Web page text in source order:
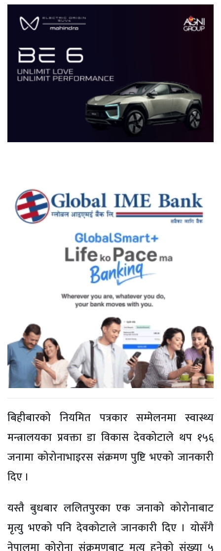
बिहीबारको नियमित पत्रकार सम्मेलनमा स्वास्थ्य
मन्त्रालयका प्रवक्ता डा विकास देवकोटाले थप १५६
जनामा कोरोनाभाइरस संक्रमण पुष्टि भएको जानकारी
दिए ।
यस्तै बुधबार ललितपुरका एक जनाको कोरोनाबाट
मृत्यु भएको पनि देवकोटाले जानकारी दिए । योसँगै